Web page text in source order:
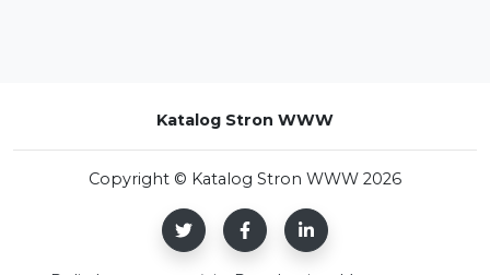
Katalog Stron WWW
Copyright © Katalog Stron WWW 2026